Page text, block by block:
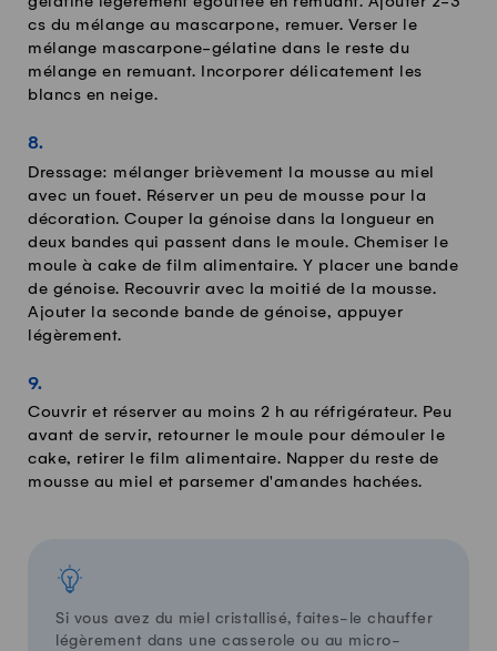
cs du mélange au mascarpone, remuer. Verser le
mélange mascarpone-gélatine dans le reste du
mélange en remuant. Incorporer délicatement les
blancs en neige.
Dressage: mélanger brièvement la mousse au miel
avec un fouet. Réserver un peu de mousse pour la
décoration. Couper la génoise dans la longueur en
deux bandes qui passent dans le moule. Chemiser le
moule à cake de film alimentaire. Y placer une bande
de génoise. Recouvrir avec la moitié de la mousse.
Ajouter la seconde bande de génoise, appuyer
légèrement.
Couvrir et réserver au moins 2 h au réfrigérateur. Peu
avant de servir, retourner le moule pour démouler le
cake, retirer le film alimentaire. Napper du reste de
mousse au miel et parsemer d'amandes hachées.
Si vous avez du miel cristallisé, faites-le chauffer
légèrement dans une casserole ou au micro-